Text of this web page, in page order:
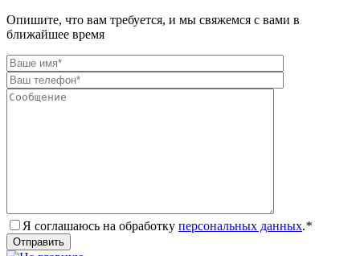
Опишите, что вам требуется, и мы свяжемся с вами в
ближайшее время
Я соглашаюсь на обработку персональных данных.*